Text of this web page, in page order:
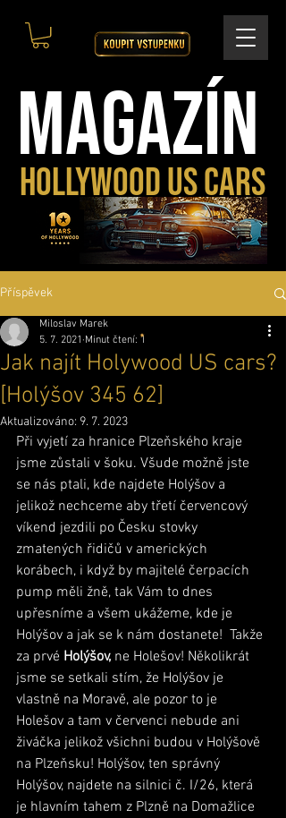
Příspěvek
Jak najít Holywood US cars?
[Holýšov 345 62]
Miloslav Marek
5. 7. 2021 Minut čtení: 1
Aktualizováno: 9. 7. 2023
Při vyjetí za hranice Plzeňského kraje
jsme zůstali v šoku. Všude možně jste
se nás ptali, kde najdete Holýšov a
jelikož nechceme aby třetí červencový
víkend jezdili po Česku stovky
zmatených řidičů v amerických
korábech, i když by majitelé čerpacích
pump měli žně, tak Vám to dnes
upřesníme a všem ukážeme, kde je
Holýšov a jak se k nám dostanete!  Takže
za prvé Holýšov, ne Holešov! Několikrát
jsme se setkali stím, že Holýšov je
vlastně na Moravě, ale pozor to je
Holešov a tam v červenci nebude ani
živáčka jelikož všichni budou v Holýšově
na Plzeňsku! Holýšov, ten správný
Holýšov, najdete na silnici č. I/26, která
je hlavním tahem z Plzně na Domažlice
MAGAZÍN
HOLLYWOOD US CARS